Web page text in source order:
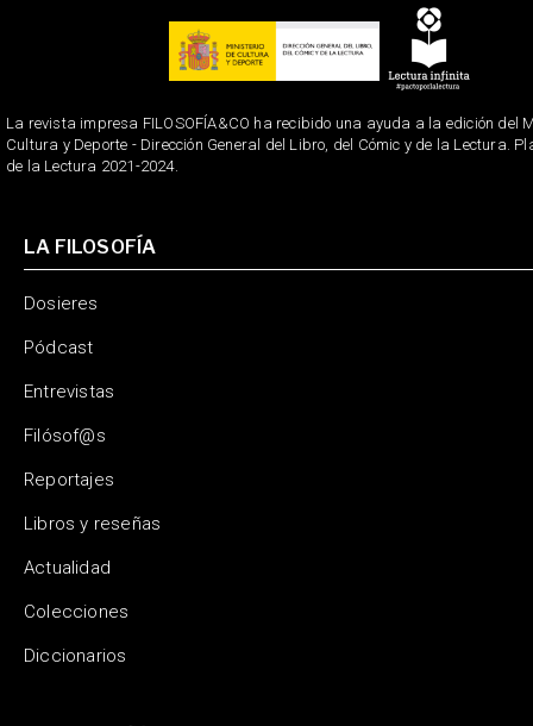
La revista impresa FILOSOFÍA&CO ha recibido una ayuda a la edición del
Cultura y Deporte - Dirección General del Libro, del Cómic y de la Lectura.
de la Lectura 2021-2024.
LA FILOSOFÍA
Dosieres
Pódcast
Entrevistas
Filósof@s
Reportajes
Libros y reseñas
Actualidad
Colecciones
Diccionarios